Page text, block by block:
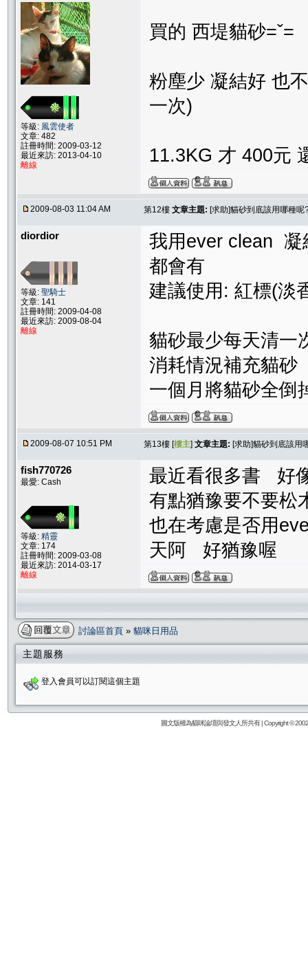
等級: 風雲使者
文章: 482
註冊時間: 2009-03-12
最近來訪: 2013-04-10
離線
買的 西堤貓砂=ˇ=
粉塵少 凝結好 也
一次)
11.3KG 才 400元
2009-08-03 11:04 AM 第12樓 文章主題: [求助]貓砂到底該用哪種呢
diordior
等級: 聖騎士
文章: 141
註冊時間: 2009-04-08
最近來訪: 2009-08-04
離線
我用ever clean
都會有
建議使用: 紅標(淡
貓砂最少每天清
消耗情況補充貓砂
一個月將貓砂全倒
2009-08-07 10:51 PM 第13樓 [樓主] 文章主題: [求助]貓砂到底該用
fish770726
最愛: Cash
等級: 精靈
文章: 174
註冊時間: 2009-03-08
最近來訪: 2014-03-17
離線
最近看很多書 好
有點猶豫要不要
也在考慮是否用
天阿 好猶豫喔
討論區首頁 » 貓咪日用品
主題服務
登入會員可以訂閱這個主題
圖文版權為貓咪論壇與發文人所共有 | Copyright ©